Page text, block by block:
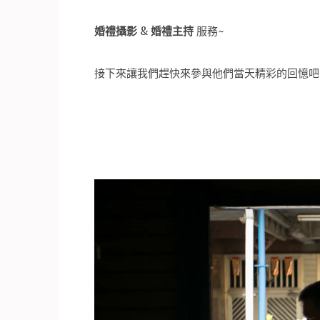
婚禮攝影 & 婚禮主持 服務~
接下來讓我們趕快來參與他們當天精彩的回憶